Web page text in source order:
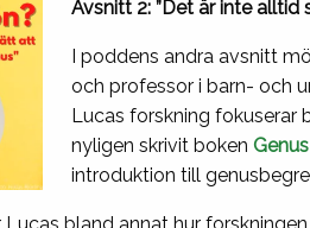
Avsnitt 2: ”Det är inte alltid
I poddens andra avsnitt
och professor i barn- och
Lucas forskning fokuserar
nyligen skrivit boken Genus
introduktion till